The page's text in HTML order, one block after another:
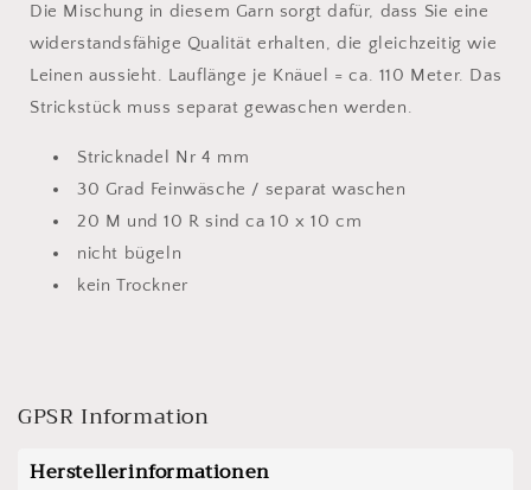
Die Mischung in diesem Garn sorgt dafür, dass Sie eine
widerstandsfähige Qualität erhalten, die gleichzeitig wie
Leinen aussieht. Lauflänge je Knäuel = ca. 110 Meter. Das
Strickstück muss separat gewaschen werden.
Stricknadel Nr 4 mm
30 Grad Feinwäsche / separat waschen
20 M und 10 R sind ca 10 x 10 cm
nicht bügeln
kein Trockner
GPSR Information
Herstellerinformationen